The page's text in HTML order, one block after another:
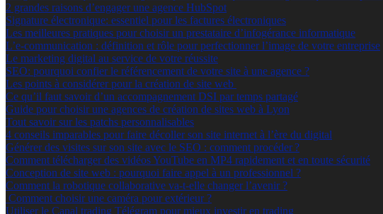
2 grandes raisons d’engager une agence HubSpot
Signature électronique: essentiel pour les factures électroniques
Les meilleures pratiques pour choisir un prestataire d’infogérance informatique
L’e-communication : définition et rôle pour perfectionner l’image de votre entreprise
Le marketing digital au service de votre réussite
SEO: pourquoi confier le référencement de votre site à une agence ?
Les points à considérer pour la création de site web
Ce qu’il faut savoir d’un accompagnement DSI par temps partagé
Guide pour choisir une agences de création de sites web à Lyon
Tout savoir sur les patchs personnalisables
4 conseils imparables pour faire décoller son site internet à l’ère du digital
Générer des visites sur son site avec le SEO : comment procéder ?
Comment télécharger des vidéos YouTube en MP4 rapidement et en toute sécurité
Conception de site web : pourquoi faire appel à un professionnel ?
Comment la robotique collaborative va-t-elle changer l’avenir ?
Comment choisir une caméra pour extérieur ?
Utiliser le Canal trading Télégram pour mieux investir en trading